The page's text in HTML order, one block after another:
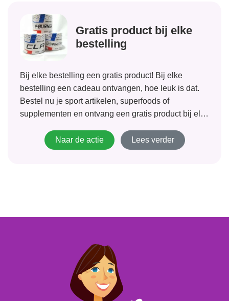
Gratis product bij elke
bestelling
Bij elke bestelling een gratis product! Bij elke
bestelling een cadeau ontvangen, hoe leuk is dat.
Bestel nu je sport artikelen, superfoods of
supplementen en ontvang een gratis product bij elke
Naar de actie
Lees verder